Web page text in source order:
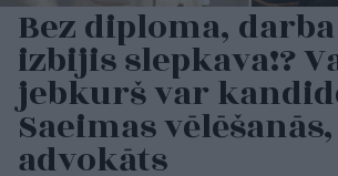
Bez diploma,
izbijis slepkava!?
jebkurš var
Saeimas
advokāts